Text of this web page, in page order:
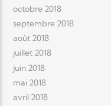
octobre 2018
septembre 2018
août 2018
juillet 2018
juin 2018
mai 2018
avril 2018